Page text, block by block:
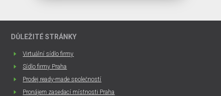
DŮLEŽITÉ STRÁNKY
Virtuální sídlo firmy
Sídlo firmy Praha
Prodej ready-made společností
Pronájem zasedací místnosti Praha